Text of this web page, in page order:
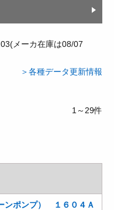
メーカ在庫は08/07
＞各種データ更新情報
1～29件
ンポンプ） １６０４Ａ